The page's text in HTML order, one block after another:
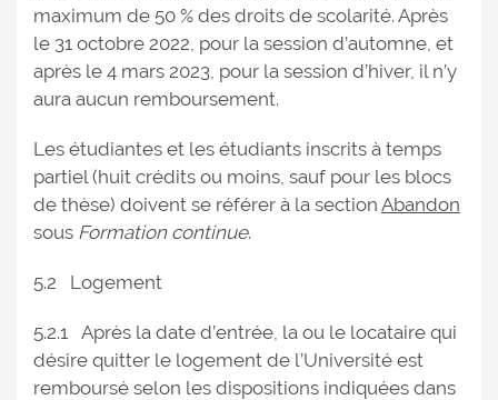
maximum de 50 % des droits de scolarité. Après
le 31 octobre 2022, pour la session d’automne, et
après le 4 mars 2023, pour la session d’hiver, il n’y
aura aucun remboursement.
Les étudiantes et les étudiants inscrits à temps
partiel (huit crédits ou moins, sauf pour les blocs
de thèse) doivent se référer à la section Abandon
sous Formation continue.
5.2 Logement
5.2.1 Après la date d’entrée, la ou le locataire qui
désire quitter le logement de l’Université est
remboursé selon les dispositions indiquées dans